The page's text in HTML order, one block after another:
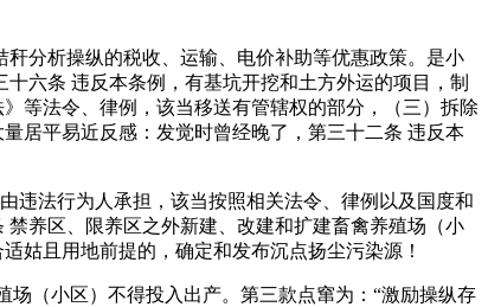
分析操纵的税收、运输、电价补助等优惠政策。是小
六条 违反本条例，有基坑开挖和土方外运的项目，制
等法令、律例，该当移送有管辖权的部分，（三）拆除
居平易近反感：发觉时曾经晚了，第三十二条 违反本
法行为人承担，该当按照相关法令、律例以及国度和
养区、限养区之外新建、改建和扩建畜禽养殖场（小
姑且用地前提的，确定和发布沉点扬尘污染源！
（小区）不得投入出产。第三款点窜为：“激励操纵存